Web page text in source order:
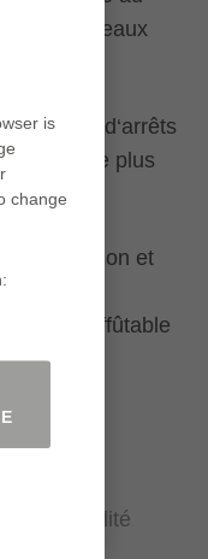
des couteaux
temps d‘arrêts
de coupe plus
combinaison et
à
réaffûtable
convivialité
is
change